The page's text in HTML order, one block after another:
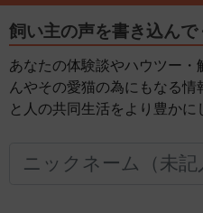
飼い主の声を書き込んで
あなたの体験談やハウツー・
んやその愛猫の為にもなる
と人の共同生活をより豊かに